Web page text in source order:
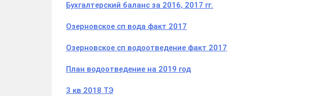
Бухгалтерский баланс за 2016, 2017 гг.
Озерновское сп вода факт 2017
Озерновское сп водоотведение факт 2017
План водоотведение на 2019 год
3 кв 2018 ТЭ